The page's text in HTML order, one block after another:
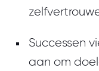
Successen
aan om